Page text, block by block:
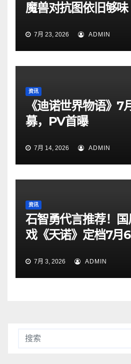
魔兽对抗图依旧够味
7月 23, 2026 ADMIN
资讯
《迪诺世界物语》7
募，PV首曝
7月 14, 2026 ADMIN
资讯
石智勇代言推荐！
戏《天诺》定档7月6
7月 3, 2026 ADMIN